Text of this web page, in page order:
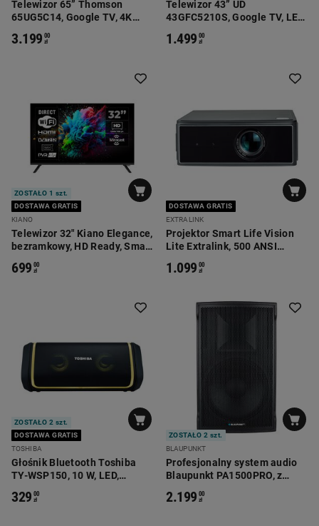
Telewizor 65” Thomson
65UG5C14, Google TV, 4K
3.199 00
zł
Telewizor 43” UD
43GFC5210S, Google TV, LED,
1.499 00
zł
ZOSTAŁO 1 szt.
DOSTAWA GRATIS
KIANO
Telewizor 32" Kiano Elegance,
bezramkowy, HD Ready, Smart
699 00
zł
DOSTAWA GRATIS
EXTRALINK
Projektor Smart Life Vision
Lite Extralink, 500 ANSI
1.099 00
zł
ZOSTAŁO 2 szt.
DOSTAWA GRATIS
TOSHIBA
Głośnik Bluetooth Toshiba
TY-WSP150, 10 W, LED,
329 00
zł
ZOSTAŁO 2 szt.
BLAUPUNKT
Profesjonalny system audio
Blaupunkt PA1500PRO, z
2.199 00
zł